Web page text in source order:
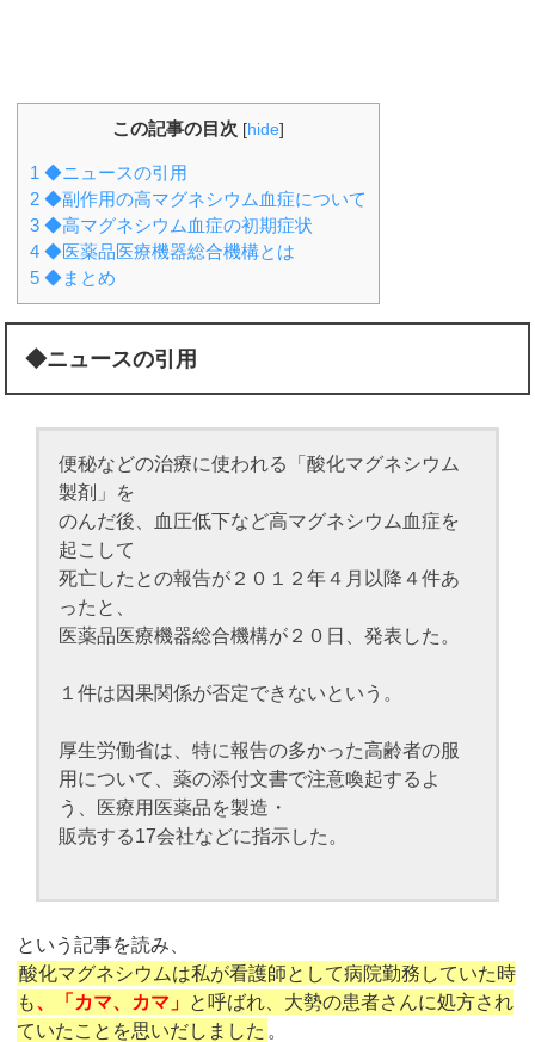
この記事の目次 [hide]
1 ◆ニュースの引用
2 ◆副作用の高マグネシウム血症について
3 ◆高マグネシウム血症の初期症状
4 ◆医薬品医療機器総合機構とは
5 ◆まとめ
◆ニュースの引用
便秘などの治療に使われる「酸化マグネシウム
製剤」を
のんだ後、血圧低下など高マグネシウム血症を
起こして
死亡したとの報告が２０１２年４月以降４件あ
ったと、
医薬品医療機器総合機構が２０日、発表した。
１件は因果関係が否定できないという。
厚生労働省は、特に報告の多かった高齢者の服
用について、薬の添付文書で注意喚起するよ
う、医療用医薬品を製造・
販売する17会社などに指示した。
という記事を読み、
酸化マグネシウムは私が看護師として病院勤務していた時
も、「カマ、カマ」 と呼ばれ、大勢の患者さんに処方され
ていたことを思いだしました 。